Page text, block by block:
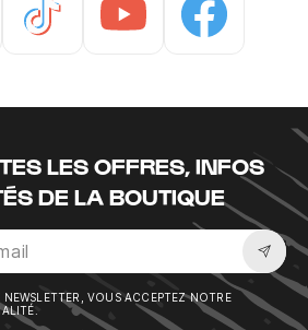
LES OFFRES, INFOS
DE LA BOUTIQUE
VOUS ACCEPTEZ NOTRE